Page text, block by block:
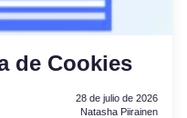
de Cookies
28 de julio de 2026
Natasha Piirainen